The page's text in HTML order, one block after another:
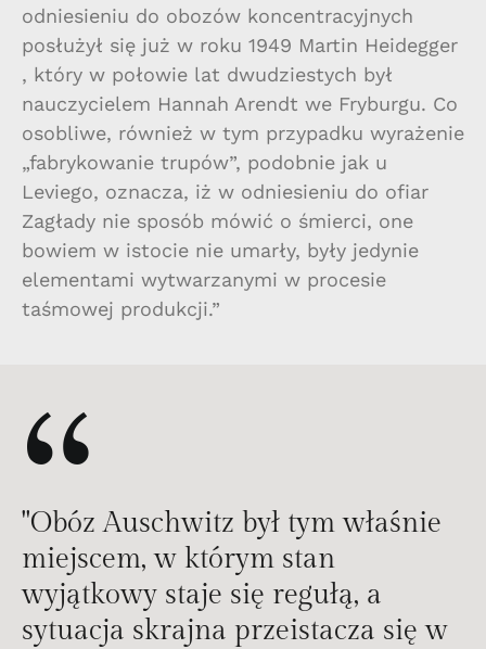
odniesieniu do obozów koncentracyjnych
posłużył się już w roku 1949 Martin Heidegger
, który w połowie lat dwudziestych był
nauczycielem Hannah Arendt we Fryburgu. Co
osobliwe, również w tym przypadku wyrażenie
„fabrykowanie trupów”, podobnie jak u
Leviego, oznacza, iż w odniesieniu do ofiar
Zagłady nie sposób mówić o śmierci, one
bowiem w istocie nie umarły, były jedynie
elementami wytwarzanymi w procesie
taśmowej produkcji.”
“
"Obóz Auschwitz był tym właśnie
miejscem, w którym stan
wyjątkowy staje się regułą, a
sytuacja skrajna przeistacza się w